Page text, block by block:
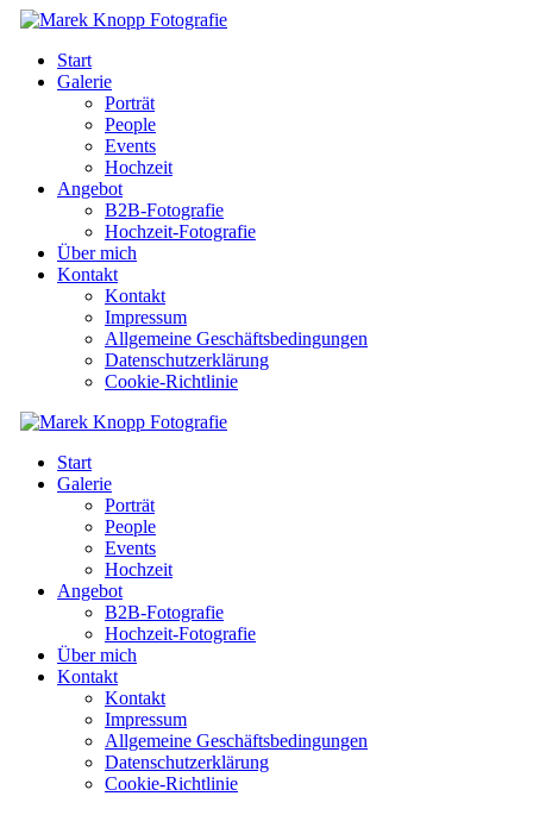
Start
Galerie
Porträt
People
Events
Hochzeit
Angebot
B2B-Fotografie
Hochzeit-Fotografie
Über mich
Kontakt
Kontakt
Impressum
Allgemeine Geschäftsbedingungen
Datenschutzerklärung
Cookie-Richtlinie
Start
Galerie
Porträt
People
Events
Hochzeit
Angebot
B2B-Fotografie
Hochzeit-Fotografie
Über mich
Kontakt
Kontakt
Impressum
Allgemeine Geschäftsbedingungen
Datenschutzerklärung
Cookie-Richtlinie